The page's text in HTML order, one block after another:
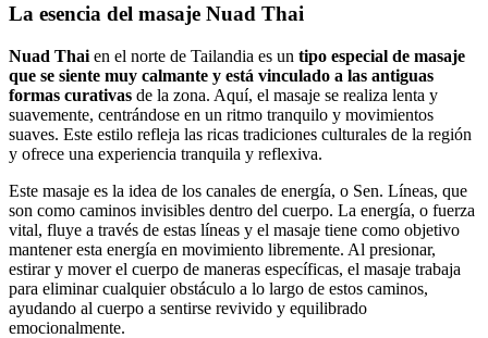
La esencia del masaje Nuad Thai
Nuad Thai en el norte de Tailandia es un tipo especial de masaje
que se siente muy calmante y está vinculado a las antiguas
formas curativas de la zona. Aquí, el masaje se realiza lenta y
suavemente, centrándose en un ritmo tranquilo y movimientos
suaves. Este estilo refleja las ricas tradiciones culturales de la región
y ofrece una experiencia tranquila y reflexiva.
Este masaje es la idea de los canales de energía, o Sen. Líneas, que
son como caminos invisibles dentro del cuerpo. La energía, o fuerza
vital, fluye a través de estas líneas y el masaje tiene como objetivo
mantener esta energía en movimiento libremente. Al presionar,
estirar y mover el cuerpo de maneras específicas, el masaje trabaja
para eliminar cualquier obstáculo a lo largo de estos caminos,
ayudando al cuerpo a sentirse revivido y equilibrado
emocionalmente.